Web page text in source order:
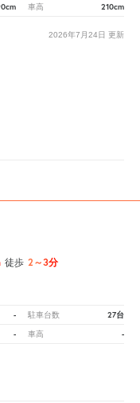
車高 210cm
2026年7月24日 更新
徒歩 2～3分
- 駐車台数 27台
- 車高 -